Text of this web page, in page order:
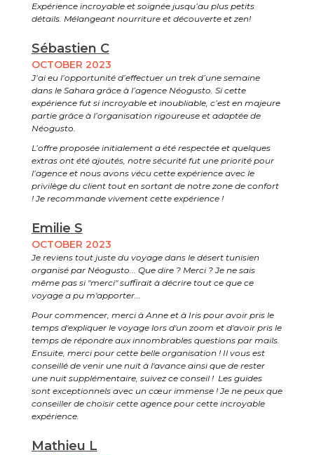
Expérience incroyable et soignée jusqu’au plus petits
détails. Mélangeant nourriture et découverte et zen!
Sébastien C
OCTOBER 2023
J’ai eu l’opportunité d’effectuer un trek d’une semaine
dans le Sahara grâce à l’agence Néogusto. Si cette
expérience fut si incroyable et inoubliable, c’est en majeure
partie grâce à l’organisation rigoureuse et adaptée de
Néogusto.
L’offre proposée initialement a été respectée et quelques
extras ont été ajoutés, notre sécurité fut une priorité pour
l’agence et nous avons vécu cette expérience avec le
privilège du client tout en sortant de notre zone de confort
! Je recommande vivement cette expérience !
Emilie S
OCTOBER 2023
Je reviens tout juste du voyage dans le désert tunisien
organisé par Néogusto... Que dire ? Merci ? Je ne sais
même pas si "merci" suffirait à décrire tout ce que ce
voyage a pu m'apporter...
Pour commencer, merci à Anne et à Iris pour avoir pris le
temps d'expliquer le voyage lors d'un zoom et d'avoir pris le
temps de répondre aux innombrables questions par mails.
Ensuite, merci pour cette belle organisation ! Il vous est
conseillé de venir une nuit à l'avance ainsi que de rester
une nuit supplémentaire, suivez ce conseil ! Les guides
sont exceptionnels avec un cœur immense ! Je ne peux que
conseiller de choisir cette agence pour cette incroyable
expérience.
Mathieu L